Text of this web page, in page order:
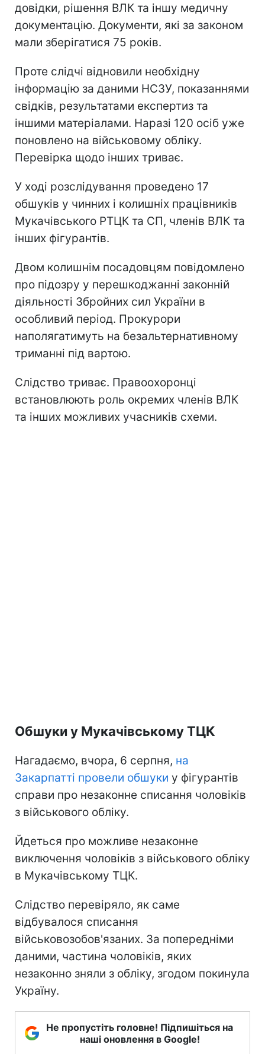
довідки, рішення ВЛК та іншу медичну
документацію. Документи, які за законом
мали зберігатися 75 років.
Проте слідчі відновили необхідну
інформацію за даними НСЗУ, показаннями
свідків, результатами експертиз та
іншими матеріалами. Наразі 120 осіб уже
поновлено на військовому обліку.
Перевірка щодо інших триває.
У ході розслідування проведено 17
обшуків у чинних і колишніх працівників
Мукачівського РТЦК та СП, членів ВЛК та
інших фігурантів.
Двом колишнім посадовцям повідомлено
про підозру у перешкоджанні законній
діяльності Збройних сил України в
особливий період. Прокурори
наполягатимуть на безальтернативному
триманні під вартою.
Слідство триває. Правоохоронці
встановлюють роль окремих членів ВЛК
та інших можливих учасників схеми.
Обшуки у Мукачівському ТЦК
Нагадаємо, вчора, 6 серпня, на
Закарпатті провели обшуки у фігурантів
справи про незаконне списання чоловіків
з військового обліку.
Йдеться про можливе незаконне
виключення чоловіків з військового обліку
в Мукачівському ТЦК.
Слідство перевіряло, як саме
відбувалося списання
військовозобов'язаних. За попередніми
даними, частина чоловіків, яких
незаконно зняли з обліку, згодом покинула
Україну.
Не пропустіть головне! Підпишіться на
наші оновлення в Google!